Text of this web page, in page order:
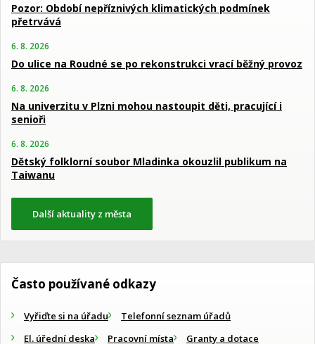
Pozor: Období nepříznivých klimatických podmínek
přetrvává
6. 8. 2026
Do ulice na Roudné se po rekonstrukci vrací běžný provoz
6. 8. 2026
Na univerzitu v Plzni mohou nastoupit děti, pracující i
senioři
6. 8. 2026
Dětský folklorní soubor Mladinka okouzlil publikum na
Taiwanu
Další aktuality z města
Často používané odkazy
Vyřiďte si na úřadu
Telefonní seznam úřadů
El. úřední deska
Pracovní místa
Granty a dotace